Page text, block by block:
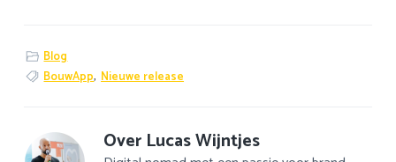
Blog
BouwApp, Nieuwe release
Over Lucas Wijntjes